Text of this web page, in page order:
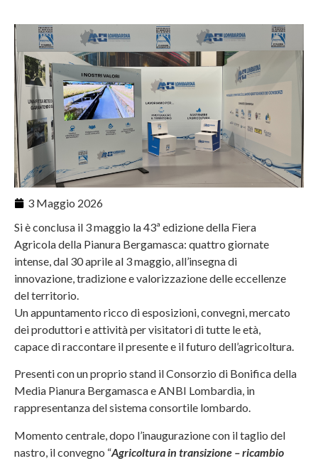
3 Maggio 2026
Si è conclusa il 3 maggio la 43ª edizione della Fiera
Agricola della Pianura Bergamasca: quattro giornate
intense, dal 30 aprile al 3 maggio, all’insegna di
innovazione, tradizione e valorizzazione delle eccellenze
del territorio.
Un appuntamento ricco di esposizioni, convegni, mercato
dei produttori e attività per visitatori di tutte le età,
capace di raccontare il presente e il futuro dell’agricoltura.
Presenti con un proprio stand il Consorzio di Bonifica della
Media Pianura Bergamasca e ANBI Lombardia, in
rappresentanza del sistema consortile lombardo.
Momento centrale, dopo l’inaugurazione con il taglio del
nastro, il convegno “Agricoltura in transizione – ricambio